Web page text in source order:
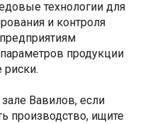
технологии для
и контроля
продукции
риски.
Вавилов, если
производство, ищите